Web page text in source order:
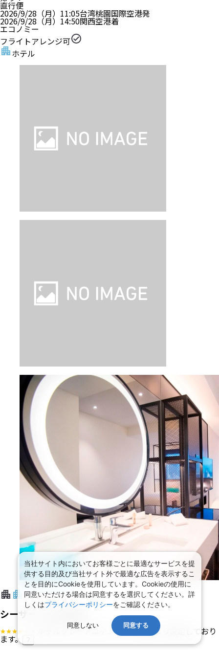
直行便
2026/9/28（月） 11:05台湾桃園国際空港発
2026/9/28（月） 14:50関西空港着
エコノミー
フライトアレンジ可
ホテル
シーザー メトロ台北
・ホテルグレードはアンケート等により決定しており
ます。
当社サイト内においてお客様ごとに最適なサービスを提
供する目的及び当社サイト外で最適な広告を表示するこ
とを目的にCookieを使用しています。Cookieの使用に
同意いただける場合は同意するを選択してください。詳
しくはプライバシーポリシーをご確認ください。
同意しない 同意する